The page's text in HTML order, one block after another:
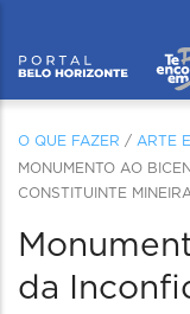
O QUE FAZER / ARTE
MONUMENTO AO
CONSTITUINTE
da